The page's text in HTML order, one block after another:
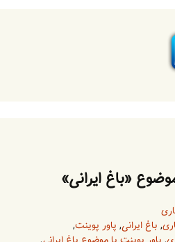
«باغ ایرانی»
, باغ ایرانی, پاور پوینت,